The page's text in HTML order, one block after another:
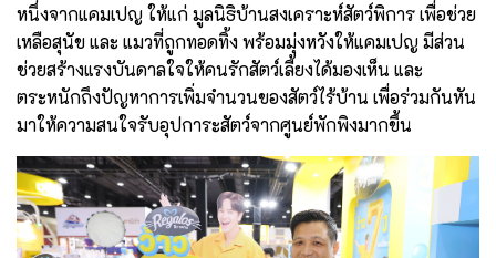
หนึ่งจากแคมเปญ ให้แก่ มูลนิธิบ้านสงเคราะห์สัตว์พิการ เพื่อช่วย
เหลือสุนัข และ แมวที่ถูกทอดทิ้ง พร้อมมุ่งหวังให้แคมเปญ มีส่วน
ช่วยสร้างแรงบันดาลใจให้คนรักสัตว์เลี้ยงได้มองเห็น และ
ตระหนักถึงปัญหาการเพิ่มจำนวนของสัตว์ไร้บ้าน เพื่อร่วมกันหัน
มาให้ความสนใจรับอุปการะสัตว์จากศูนย์พักพิงมากขึ้น